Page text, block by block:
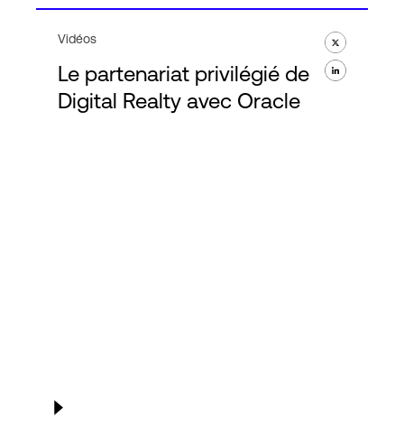
Expertise et ressources
Vidéos
Le partenariat privilégié de
Digital Realty avec Oracle